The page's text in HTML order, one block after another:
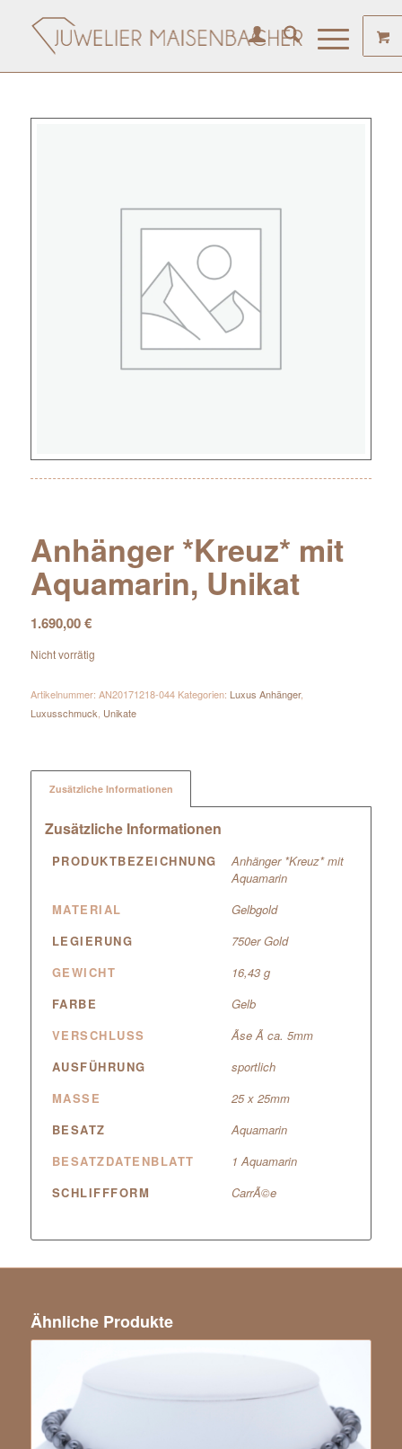
Anhänger *Kreuz* mit
Aquamarin, Unikat
1.690,00€
Nicht vorrätig
Artikelnummer: AN20171218-044 Kategorien: Luxus Anhänger,
Luxusschmuck Unikate
Zusätzliche Informationen
Zusätzliche Informationen
PRODUKTBEZEICHNUNG
Anhänger *Kreuz* mit
Aquamarin
MATERIAL
Gelbgold
LEGIERUNG
750er Gold
GEWICHT
16,43 g
FARBE
Gelb
VERSCHLUSS
Ãse Ã ca. 5mm
AUSFÜHRUNG
sportlich
MASSE
25 x 25mm
BESATZ
Aquamarin
BESATZDATENBLATT
1 Aquamarin
SCHLIFFFORM
CarrÃ©e
Ähnliche Produkte